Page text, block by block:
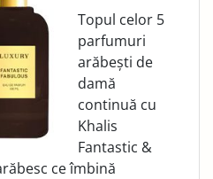
Topul celor 5
parfumuri
arăbești de
damă
continuă cu
Khalis
Fantastic &
ce îmbină